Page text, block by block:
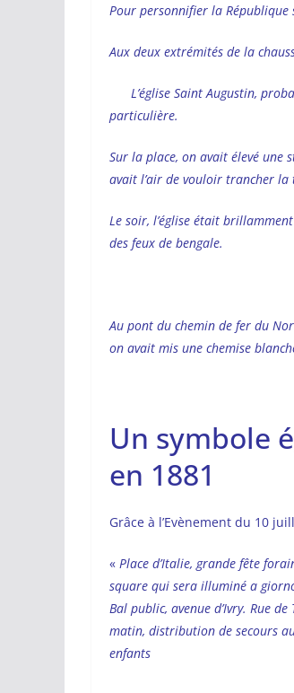
Pour personnifier la République
Aux deux extrémités de la
L’église Saint Augustin,
particulière.
Sur la place, on avait élevé une
avait l’air de vouloir trancher la
Le soir, l’église était
des feux de bengale.
Au pont du chemin de fer du
on avait mis une chemise
Un symbole
en 1881
Grâce à l’Evènement du 10
« Place d’Italie, grande fête
square qui sera illuminé a
Bal public, avenue d’Ivry. Rue
matin, distribution de secours
enfants